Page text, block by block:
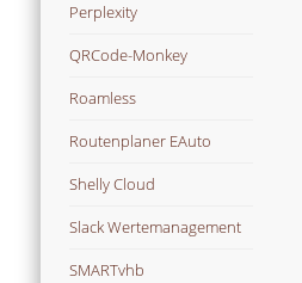
Perplexity
QRCode-Monkey
Roamless
Routenplaner EAuto
Shelly Cloud
Slack Wertemanagement
SMARTvhb